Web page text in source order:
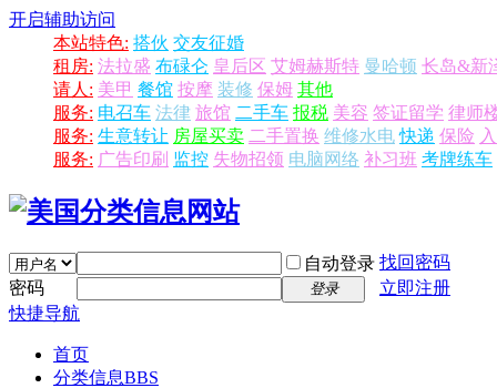
开启辅助访问
本站特色: 搭伙 交友征婚
租房: 法拉盛 布碌仑 皇后区 艾姆赫斯特 曼哈顿 长岛&新
请人: 美甲 餐馆 按摩 装修 保姆 其他
服务: 电召车 法律 旅馆 二手车 报税 美容 签证留学 律师
服务: 生意转让 房屋买卖 二手置换 维修水电 快递 保险
服务: 广告印刷 监控 失物招领 电脑网络 补习班 考牌练车
自动登录 找回密码
密码
登录
立即注册
快捷导航
首页
分类信息BBS